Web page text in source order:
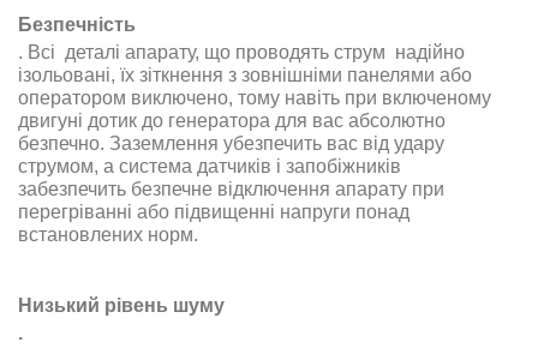
Безпечність
. Всі деталі апарату, що проводять струм надійно
ізольовані, їх зіткнення з зовнішніми панелями або
оператором виключено, тому навіть при включеному
двигуні дотик до генератора для вас абсолютно
безпечно. Заземлення убезпечить вас від удару
струмом, а система датчиків і запобіжників
забезпечить безпечне відключення апарату при
перегріванні або підвищенні напруги понад
встановлених норм.
Низький рівень шуму
.